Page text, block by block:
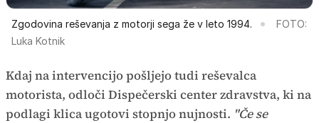
Zgodovina reševanja z motorji sega že v leto 1994.
FOTO:
Luka Kotnik
Kdaj na intervencijo pošljejo tudi reševalca
motorista, odloči Dispečerski center zdravstva, ki na
podlagi klica ugotovi stopnjo nujnosti. "Če se